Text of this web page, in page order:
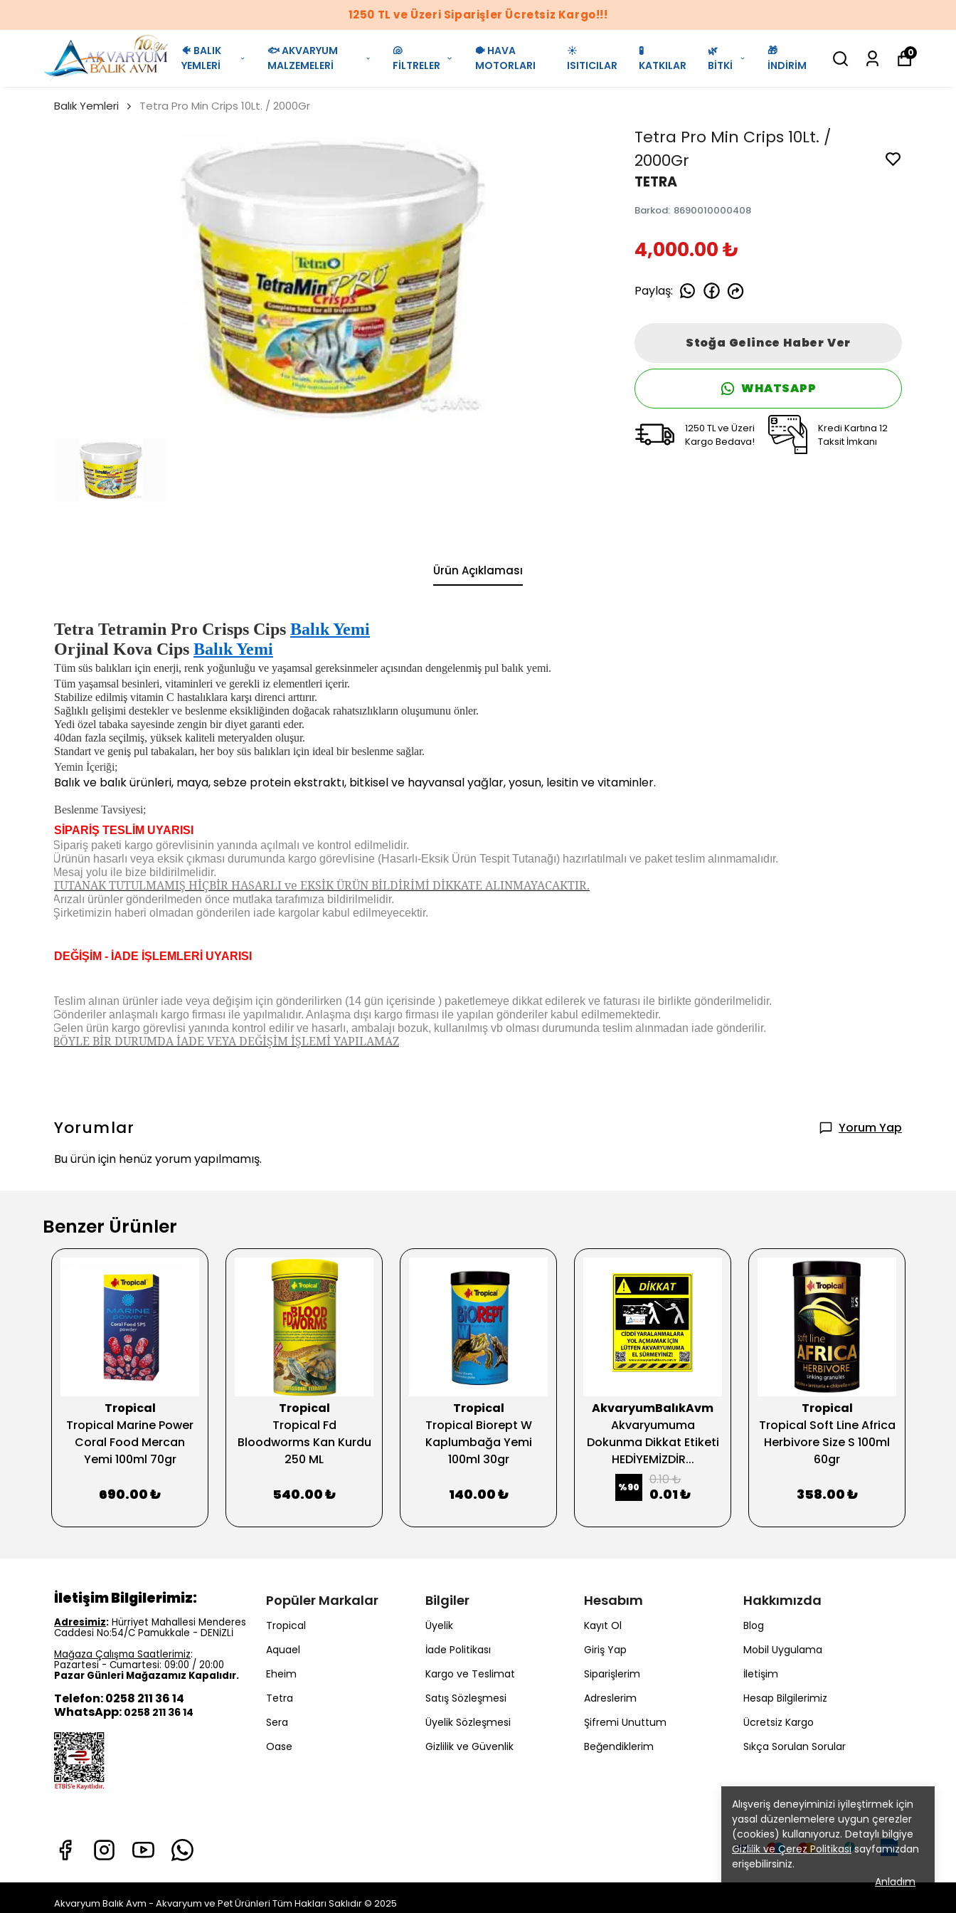
1250 TL ve Üzeri Siparişler Ücretsiz Kargo!!!
🐠 BALIK
YEMLERİ
🐟 AKVARYUM
MALZEMELERİ
🐚
FİLTRELER
🐡 HAVA
MOTORLARI
☀️
ISITICILAR
🧪
KATKILAR
🌿
BİTKİ
🎁
İNDİRİM
0
Alışveriş deneyiminizi iyileştirmek için
yasal düzenlemelere uygun çerezler
(cookies) kullanıyoruz. Detaylı bilgiye
Gizlilik ve Çerez Politikasısayfamızdan
erişebilirsiniz.
Anladım
Balık Yemleri Tetra Pro Min Crips 10Lt. / 2000Gr
Tetra Pro Min Crips 10Lt. /
2000Gr
TETRA
Barkod: 8690010000408
4,000.00 ₺
Paylaş:
Stoğa Gelince Haber Ver
WHATSAPP
1250 TL ve Üzeri
Kargo Bedava!
Kredi Kartına 12
Taksit İmkanı
Ürün Açıklaması
Tetra Tetramin Pro Crisps Cips Balık Yemi
Orjinal Kova Cips Balık Yemi
Tüm süs balıkları için enerji, renk yoğunluğu ve yaşamsal gereksinmeler açısından dengelenmiş pul balık yemi.
Tüm yaşamsal besinleri, vitaminleri ve gerekli iz elementleri içerir.
Stabilize edilmiş vitamin C hastalıklara karşı direnci arttırır.
Sağlıklı gelişimi destekler ve beslenme eksikliğinden doğacak rahatsızlıkların oluşumunu önler.
Yedi özel tabaka sayesinde zengin bir diyet garanti eder.
40dan fazla seçilmiş, yüksek kaliteli meteryalden oluşur.
Standart ve geniş pul tabakaları, her boy süs balıkları için ideal bir beslenme sağlar.
Yemin İçeriği;
Balık ve balık ürünleri, maya, sebze protein ekstraktı, bitkisel ve hayvansal yağlar, yosun, lesitin ve vitaminler.
Beslenme Tavsiyesi;
SİPARİŞ TESLİM UYARISI
Sipariş paketi kargo görevlisinin yanında açılmalı ve kontrol edilmelidir.
Ürünün hasarlı veya eksik çıkması durumunda kargo görevlisine (Hasarlı-Eksik Ürün Tespit Tutanağı) hazırlatılmalı ve paket teslim alınmamalıdır.
Mesaj yolu ile bize bildirilmelidir.
TUTANAK TUTULMAMIŞ HİÇBİR HASARLI ve EKSİK ÜRÜN BİLDİRİMİ DİKKATE ALINMAYACAKTIR.
Arızalı ürünler gönderilmeden önce mutlaka tarafımıza bildirilmelidir.
Şirketimizin haberi olmadan gönderilen iade kargolar kabul edilmeyecektir.
DEĞİŞİM - İADE İŞLEMLERİ UYARISI
Teslim alınan ürünler iade veya değişim için gönderilirken (14 gün içerisinde ) paketlemeye dikkat edilerek ve faturası ile birlikte gönderilmelidir.
Gönderiler anlaşmalı kargo firması ile yapılmalıdır. Anlaşma dışı kargo firması ile yapılan gönderiler kabul edilmemektedir.
Gelen ürün kargo görevlisi yanında kontrol edilir ve hasarlı, ambalajı bozuk, kullanılmış vb olması durumunda teslim alınmadan iade gönderilir.
BÖYLE BİR DURUMDA İADE VEYA DEĞİŞİM İŞLEMİ YAPILAMAZ
Yorumlar
Yorum Yap
Bu ürün için henüz yorum yapılmamış.
Benzer Ürünler
Tropical
Tropical Marine Power
Coral Food Mercan
Yemi 100ml 70gr
690.00 ₺
Tropical
Tropical Fd
Bloodworms Kan Kurdu
250 ML
540.00 ₺
Tropical
Tropical Biorept W
Kaplumbağa Yemi
100ml 30gr
140.00 ₺
AkvaryumBalıkAvm
Akvaryumuma
Dokunma Dikkat Etiketi
HEDİYEMİZDİR...
%90 0.10 ₺
0.01 ₺
Tropical
Tropical Soft Line Africa
Herbivore Size S 100ml
60gr
358.00 ₺
Popüler Markalar
Tropical
Aquael
Eheim
Tetra
Sera
Oase
Bilgiler
Üyelik
İade Politikası
Kargo ve Teslimat
Satış Sözleşmesi
Üyelik Sözleşmesi
Gizlilik ve Güvenlik
Hesabım
Kayıt Ol
Giriş Yap
Siparişlerim
Adreslerim
Şifremi Unuttum
Beğendiklerim
Hakkımızda
Blog
Mobil Uygulama
İletişim
Hesap Bilgilerimiz
Ücretsiz Kargo
Sıkça Sorulan Sorular
İletişim Bilgilerimiz:
Adresimiz: Hürriyet Mahallesi Menderes
Caddesi No:54/C Pamukkale - DENİZLİ
Mağaza Çalışma Saatlerimiz:
Pazartesi - Cumartesi: 09:00 / 20:00
Pazar Günleri Mağazamız Kapalıdır.
Telefon: 0258 211 36 14
WhatsApp: 0258 211 36 14
Akvaryum Balık Avm - Akvaryum ve Pet Ürünleri Tüm Hakları Saklıdır © 2025